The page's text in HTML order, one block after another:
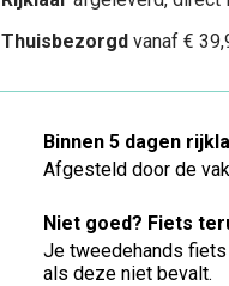
Thuisbezorgd vanaf €
Binnen 5 dagen
Afgesteld door de
Niet goed? Fiets
Je tweedehands
als deze niet bevalt.